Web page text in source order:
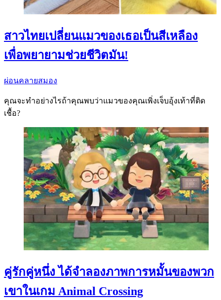
สาวไทยเปลี่ยนแมวของเธอเป็นสีเหลือง
เพื่อพยายามช่วยชีวิตมัน!
ผ่อนคลายสมอง
คุณจะทำอย่างไรถ้าคุณพบว่าแมวของคุณเพิ่งเจ็บอุ้งเท้าที่ติด
เชื้อ?
คู่รักคู่หนึ่ง ได้จำลองภาพการหมั้นของพวก
เขาในเกม Animal Crossing